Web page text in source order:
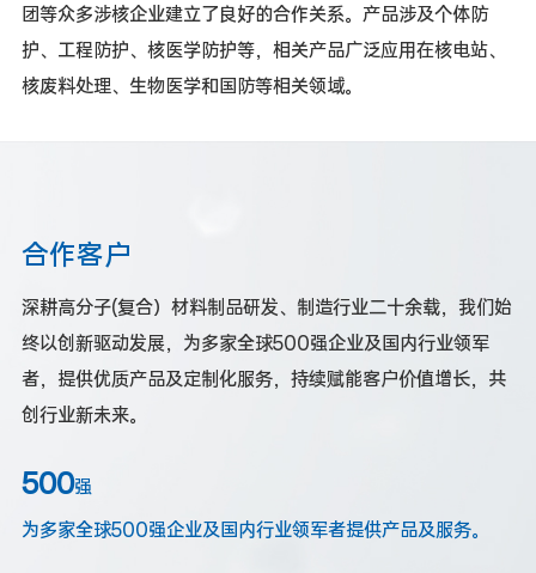
团等众多涉核企业建立了良好的合作关系。产品涉及个体防
护、工程防护、核医学防护等，相关产品广泛应用在核电站、
核废料处理、生物医学和国防等相关领域。
合作客户
深耕高分子(复合）材料制品研发、制造行业二十余载，我们始
终以创新驱动发展，为多家全球500强企业及国内行业领军
者，提供优质产品及定制化服务，持续赋能客户价值增长，共
创行业新未来。
500强
为多家全球500强企业及国内行业领军者提供产品及服务。